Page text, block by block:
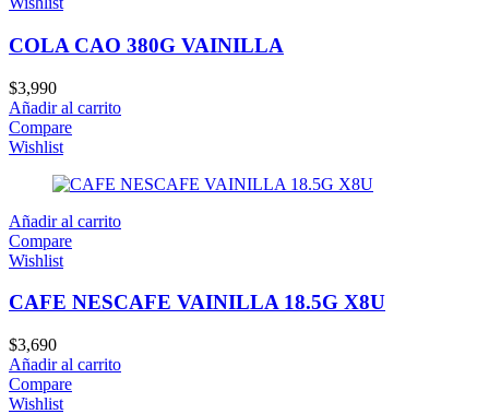
COLA CAO 380G VAINILLA
$3,990
Añadir al carrito
Compare
Wishlist
Añadir al carrito
Compare
Wishlist
CAFE NESCAFE VAINILLA 18.5G X8U
$3,690
Añadir al carrito
Compare
Wishlist